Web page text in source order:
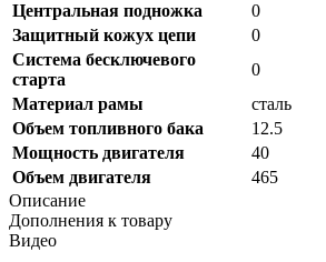
Центральная подножка
0
Защитный кожух цепи
0
Система бесключевого
старта
0
Материал рамы
сталь
Объем топливного бака
12.5
Мощность двигателя
40
Объем двигателя
465
Описание
Дополнения к товару
Видео